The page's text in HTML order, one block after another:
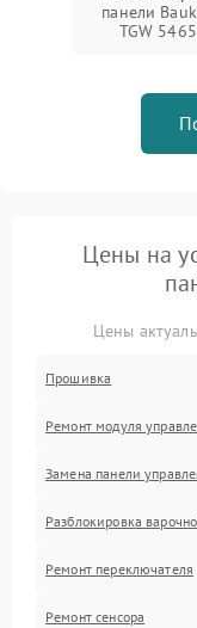
панели
TGW
Цены на
Цены
Прошивка
Ремонт модуля
Замена панели
Разблокировка
Ремонт переключателя
Ремонт сенсора